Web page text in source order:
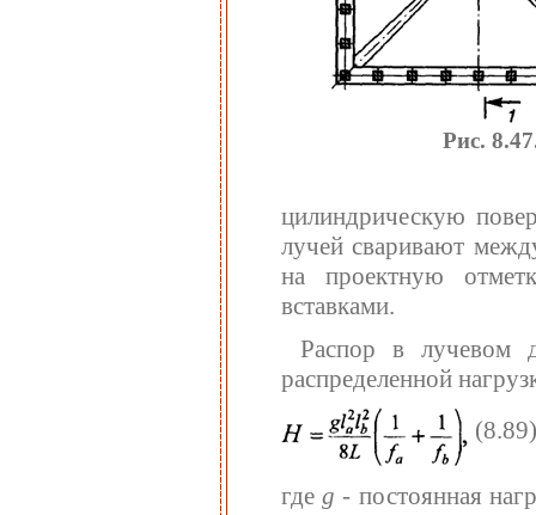
Рис.
цилиндрическую
лучей сваривают
на проектную
вставками.
Распор в лучевом
распределенной
(8.89)
где g - постоянная